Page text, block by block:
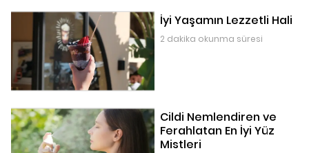
İyi Yaşamın Lezzetli Hali
2 dakika okunma süresi
Cildi Nemlendiren ve
Ferahlatan En İyi Yüz
Mistleri